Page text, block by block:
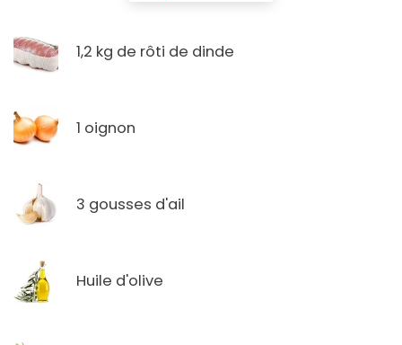
1,2 kg de rôti de dinde
1 oignon
3 gousses d'ail
Huile d'olive